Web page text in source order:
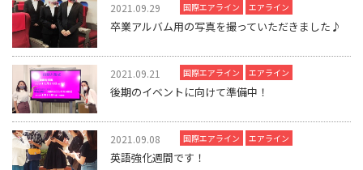
2021.09.29 国際エアライン エアライン
卒業アルバム用の写真を撮っていただきました♪
2021.09.21 国際エアライン エアライン
後期のイベントに向けて準備中！
2021.09.08 国際エアライン エアライン
英語強化週間です！